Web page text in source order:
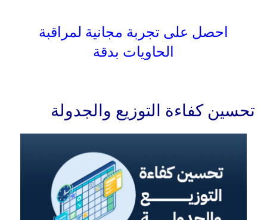
احصل على تجربة مجانية لمراقبة
الحاويات بدقة
تحسين كفاءة التوزيع والجدولة